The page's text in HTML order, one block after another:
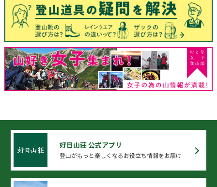
好日山荘 公式アプリ
登山がもっと楽しくなるお役立ち情報をお届け